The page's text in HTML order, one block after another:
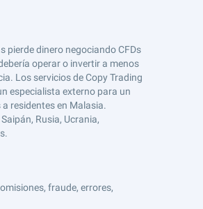
pierde dinero negociando CFDs
operar o invertir a menos
Los servicios de Copy Trading
especialista externo para un
residentes en Malasia.
Rusia, Ucrania,
fraude, errores,